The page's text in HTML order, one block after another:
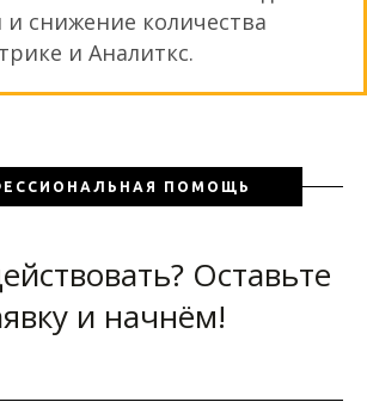
снижение количества
и Аналиткс.
ПОМОЩЬ
Оставьте
и начнём!